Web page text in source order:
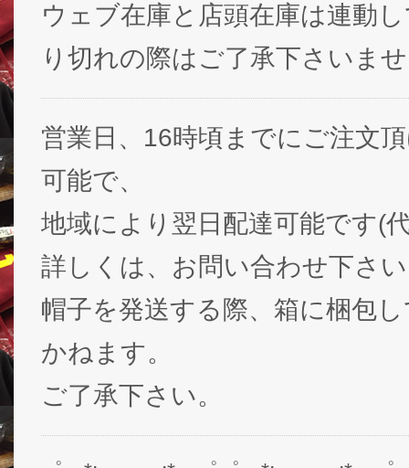
ウェブ在庫と店頭在庫は連動
り切れの際はご了承下さいま
営業日、16時頃までにご注文
可能で、
地域により翌日配達可能です(
詳しくは、お問い合わせ下さ
帽子を発送する際、箱に梱包
かねます。
ご了承下さい。